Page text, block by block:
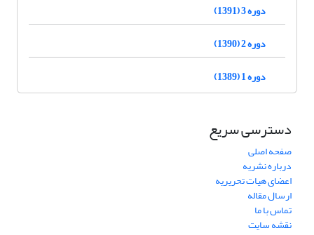
دوره 3 (1391)
دوره 2 (1390)
دوره 1 (1389)
دسترسی سریع
صفحه اصلی
درباره نشریه
اعضای هیات تحریریه
ارسال مقاله
تماس با ما
نقشه سایت